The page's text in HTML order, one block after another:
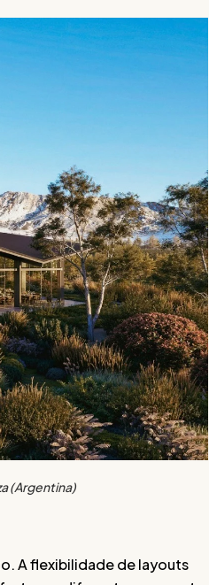
(Argentina)
A flexibilidade de layouts